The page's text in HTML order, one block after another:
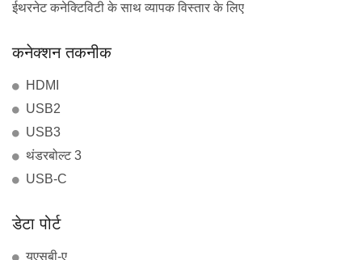
ईथरनेट कनेक्टिविटी के साथ व्यापक विस्तार के लिए
कनेक्शन तकनीक
HDMI
USB2
USB3
थंडरबोल्ट 3
USB-C
डेटा पोर्ट
यूएसबी-ए